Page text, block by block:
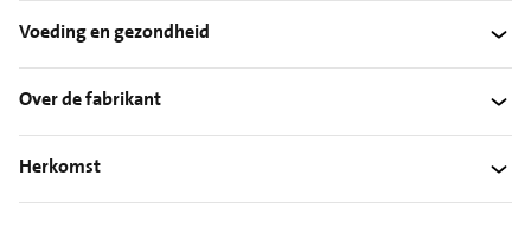
Voeding en gezondheid
Over de fabrikant
Herkomst